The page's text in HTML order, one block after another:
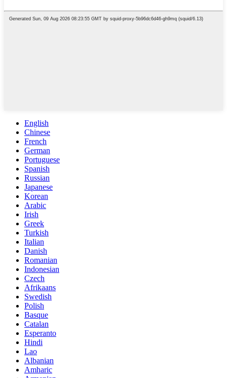
English
Chinese
French
German
Portuguese
Spanish
Russian
Japanese
Korean
Arabic
Irish
Greek
Turkish
Italian
Danish
Romanian
Indonesian
Czech
Afrikaans
Swedish
Polish
Basque
Catalan
Esperanto
Hindi
Lao
Albanian
Amharic